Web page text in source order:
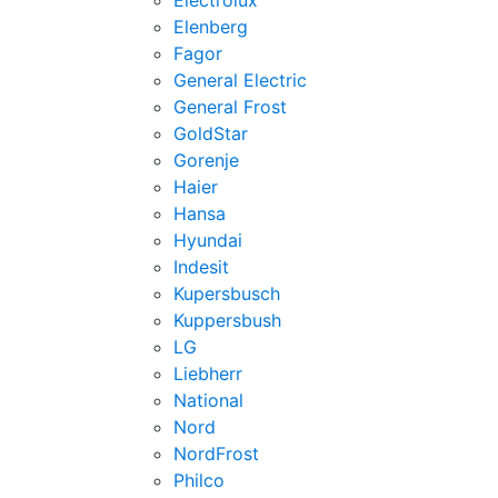
Elenberg
Fagor
General Electric
General Frost
GoldStar
Gorenje
Haier
Hansa
Hyundai
Indesit
Kupersbusch
Kuppersbush
LG
Liebherr
National
Nord
NordFrost
Philco